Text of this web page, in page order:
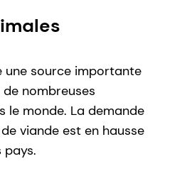
une source importante
nombreuses
le monde. La demande
viande est en hausse